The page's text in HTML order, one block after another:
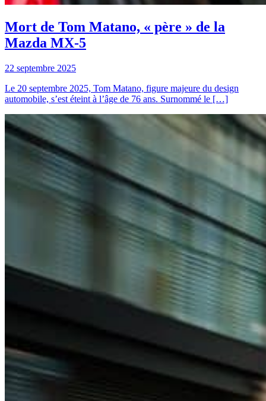
Mort de Tom Matano, « père » de la
Mazda MX-5
22 septembre 2025
Le 20 septembre 2025, Tom Matano, figure majeure du design
automobile, s’est éteint à l’âge de 76 ans. Surnommé le […]